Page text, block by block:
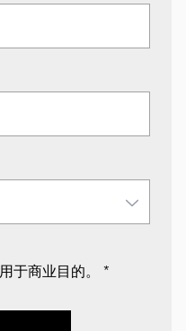
用于商业目的。 *